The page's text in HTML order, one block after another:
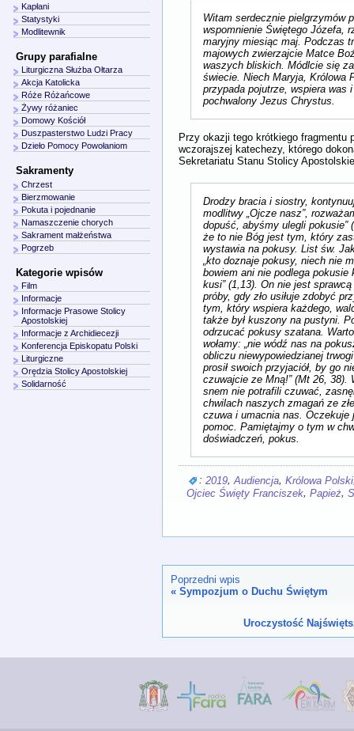
Witam serdecznie pielgrzymów
wspomnienie Świętego Józefa,
maryjny miesiąc maj. Podczas
majowych zwierzajcie Matce
waszych bliskich. Módlcie się
świecie. Niech Maryja, Królowa
przypada pojutrze, wspiera was
pochwalony Jezus Chrystus.
Przy okazji tego krótkiego fragmentu
wczorajszej katechezy, którego
Sekretariatu Stanu Stolicy
Drodzy bracia i siostry,
modlitwy „Ojcze nasz”,
dopuść, abyśmy ulegli pokusie”
że to nie Bóg jest tym, który
wystawia na pokusy. List św.
„kto doznaje pokusy, niech nie
bowiem ani nie podlega pokusie
kusi” (1,13). On nie jest
próby, gdy zło usiłuje zdobyć
tym, który wspiera każdego,
także był kuszony na pustyni.
odrzucać pokusy szatana.
wołamy: „nie wódź nas na
obliczu niewypowiedzianej
prosił swoich przyjaciół, by go
czuwajcie ze Mną!” (Mt 26, 38).
snem nie potrafili czuwać,
chwilach naszych zmagań ze
czuwa i umacnia nas. Oczekuje
pomoc. Pamiętajmy o tym w
doświadczeń, pokus.
: 2019 Audiencja Królowa Polski
Ojciec Święty Franciszek Papież
Poprzedni wpis
« Sympozjum o Duchu Świętym
Uroczystość
Kapłani
Statystyki
Modlitewnik
Grupy parafialne
Liturgiczna Służba Ołtarza
Akcja Katolicka
Róże Różańcowe
Żywy różaniec
Domowy Kościół
Duszpasterstwo Ludzi Pracy
Dzieło Pomocy Powołaniom
Sakramenty
Chrzest
Bierzmowanie
Pokuta i pojednanie
Namaszczenie chorych
Sakrament małżeństwa
Pogrzeb
Kategorie wpisów
Film
Informacje
Informacje Prasowe Stolicy
Apostolskiej
Informacje z Archidiecezji
Konferencja Episkopatu Polski
Liturgiczne
Orędzia Stolicy Apostolskiej
Solidarność